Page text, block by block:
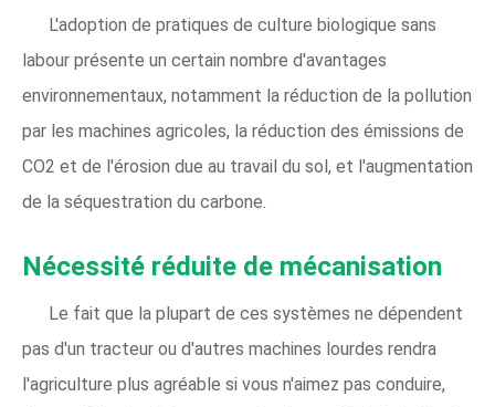
L'adoption de pratiques de culture biologique sans
labour présente un certain nombre d'avantages
environnementaux, notamment la réduction de la pollution
par les machines agricoles, la réduction des émissions de
CO2 et de l'érosion due au travail du sol, et l'augmentation
de la séquestration du carbone.
Nécessité réduite de mécanisation
Le fait que la plupart de ces systèmes ne dépendent
pas d'un tracteur ou d'autres machines lourdes rendra
l'agriculture plus agréable si vous n'aimez pas conduire,